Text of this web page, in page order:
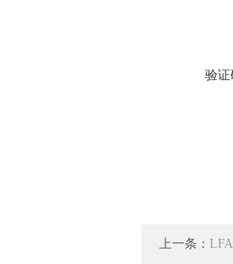
验
上一条：